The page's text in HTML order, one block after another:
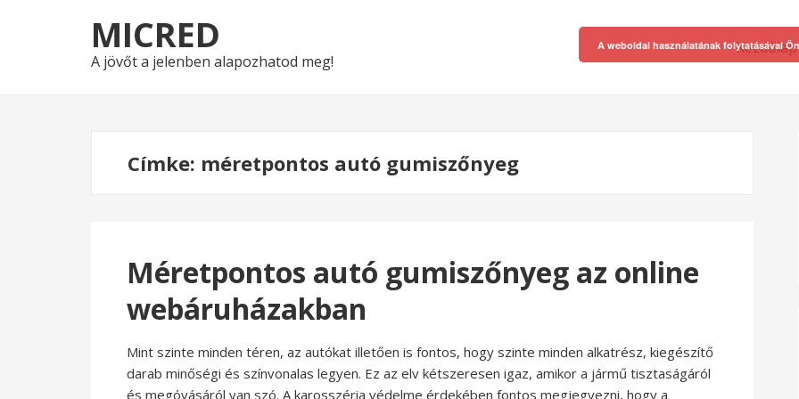
to
navigation
to
content
MICRED
A jövőt a jelenben alapozhatod meg!
Kezdőlap
Címke: méretpontos autó gumiszőnyeg
Méretpontos autó gumiszőnyeg az online
webáruházakban
Mint szinte minden téren, az autókat illetően is fontos, hogy szinte minden alkatrész, kiegészítő
darab minőségi és színvonalas legyen. Ez az elv kétszeresen igaz, amikor a jármű tisztaságáról
és megóvásáról van szó. A karosszéria védelme érdekében fontos megjegyezni, hogy a
A weboldal használatának folytatásával